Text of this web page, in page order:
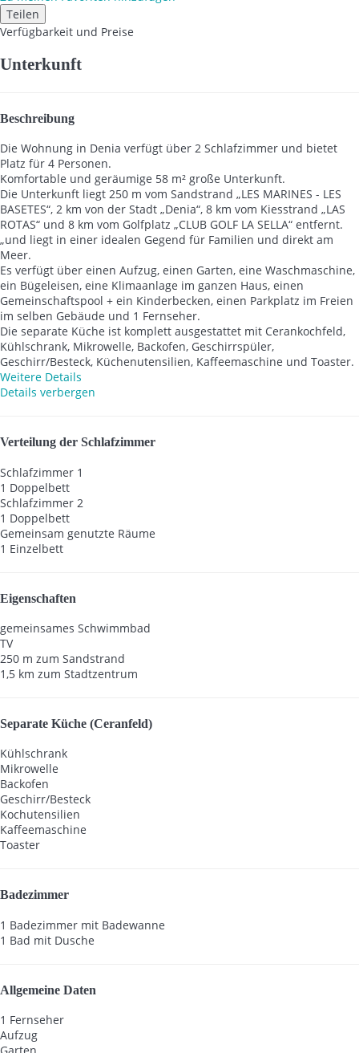
Teilen
Verfügbarkeit und Preise
Unterkunft
Beschreibung
Die Wohnung in Denia verfügt über 2 Schlafzimmer und bietet
Platz für 4 Personen.
Komfortable und geräumige 58 m² große Unterkunft.
Die Unterkunft liegt 250 m vom Sandstrand „LES MARINES - LES
BASETES“, 2 km von der Stadt „Denia“, 8 km vom Kiesstrand „LAS
ROTAS“ und 8 km vom Golfplatz „CLUB GOLF LA SELLA“ entfernt.
„und liegt in einer idealen Gegend für Familien und direkt am
Meer.
Es verfügt über einen Aufzug, einen Garten, eine Waschmaschine,
ein Bügeleisen, eine Klimaanlage im ganzen Haus, einen
Gemeinschaftspool + ein Kinderbecken, einen Parkplatz im Freien
im selben Gebäude und 1 Fernseher.
Die separate Küche ist komplett ausgestattet mit Cerankochfeld,
Kühlschrank, Mikrowelle, Backofen, Geschirrspüler,
Geschirr/Besteck, Küchenutensilien, Kaffeemaschine und Toaster.
Weitere Details
Details verbergen
Verteilung der Schlafzimmer
Schlafzimmer 1
1 Doppelbett
Schlafzimmer 2
1 Doppelbett
Gemeinsam genutzte Räume
1 Einzelbett
Eigenschaften
gemeinsames Schwimmbad
TV
250 m zum Sandstrand
1,5 km zum Stadtzentrum
Separate Küche (Ceranfeld)
Kühlschrank
Mikrowelle
Backofen
Geschirr/Besteck
Kochutensilien
Kaffeemaschine
Toaster
Badezimmer
1 Badezimmer mit Badewanne
1 Bad mit Dusche
Allgemeine Daten
1 Fernseher
Aufzug